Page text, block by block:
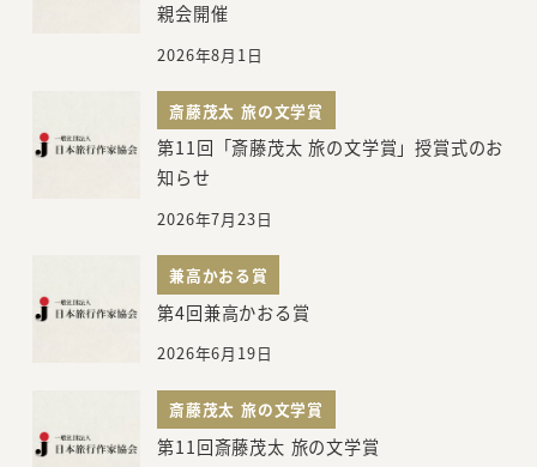
親会開催
2026年8月1日
斎藤茂太 旅の文学賞
第11回「斎藤茂太 旅の文学賞」授賞式のお
知らせ
2026年7月23日
兼高かおる賞
第4回兼高かおる賞
2026年6月19日
斎藤茂太 旅の文学賞
第11回斎藤茂太 旅の文学賞